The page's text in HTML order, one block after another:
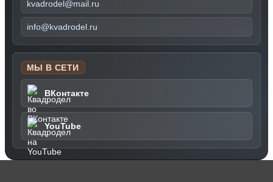
kvadrodel@mail.ru
info@kvadrodel.ru
МЫ В СЕТИ
ВКонтакте
YouTube